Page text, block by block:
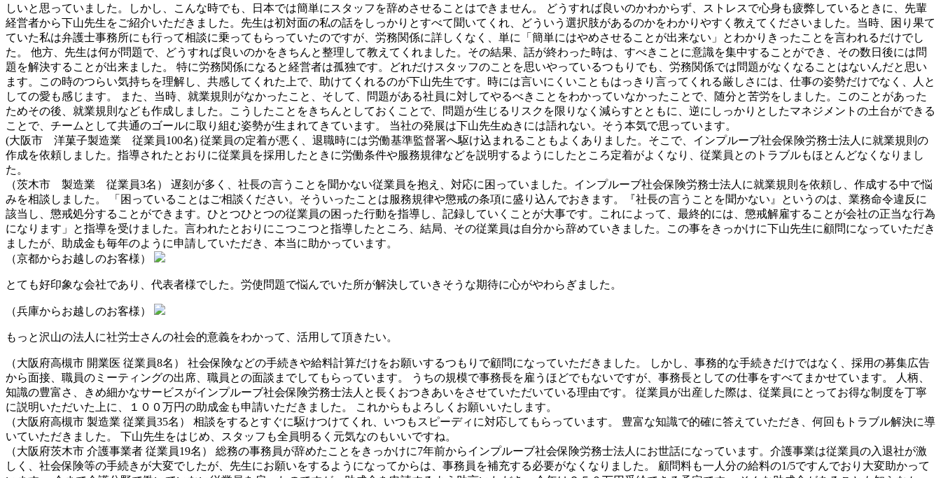
しいと思っていました。しかし、こんな時でも、日本では簡単にスタッフを辞めさせることはできません。 どうすれば良いのかわからず、ストレスで心身も疲弊しているときに、先輩
経営者から下山先生をご紹介いただきました。先生は初対面の私の話をしっかりとすべて聞いてくれ、どういう選択肢があるのかをわかりやすく教えてくださいました。当時、困り果て
ていた私は弁護士事務所にも行って相談に乗ってもらっていたのですが、労務関係に詳しくなく、単に「簡単にはやめさせることが出来ない」とわかりきったことを言われるだけでし
た。 他方、先生は何が問題で、どうすれば良いのかをきちんと整理して教えてくれました。その結果、話が終わった時は、すべきことに意識を集中することができ、その数日後には問
題を解決することが出来ました。 特に労務関係になると経営者は孤独です。どれだけスタッフのことを思いやっているつもりでも、労務関係では問題がなくなることはないんだと思い
ます。この時のつらい気持ちを理解し、共感してくれた上で、助けてくれるのが下山先生です。時には言いにくいこともはっきり言ってくれる厳しさには、仕事の姿勢だけでなく、人と
しての愛も感じます。 また、当時、就業規則がなかったこと、そして、問題がある社員に対してやるべきことをわかっていなかったことで、随分と苦労をしました。このことがあった
ためその後、就業規則なども作成しました。こうしたことをきちんとしておくことで、問題が生じるリスクを限りなく減らすとともに、逆にしっかりとしたマネジメントの土台ができる
ことで、チームとして共通のゴールに取り組む姿勢が生まれてきています。 当社の発展は下山先生ぬきには語れない。そう本気で思っています。
(大阪市 洋菓子製造業 従業員100名) 従業員の定着が悪く、退職時には労働基準監督署へ駆け込まれることもよくありました。そこで、インプルーブ社会保険労務士法人に就業規則の
作成を依頼しました。指導されたとおりに従業員を採用したときに労働条件や服務規律などを説明するようにしたところ定着がよくなり、従業員とのトラブルもほとんどなくなりまし
た。
（茨木市 製造業 従業員3名） 遅刻が多く、社長の言うことを聞かない従業員を抱え、対応に困っていました。インプルーブ社会保険労務士法人に就業規則を依頼し、作成する中で悩
みを相談しました。 「困っていることはご相談ください。そういったことは服務規律や懲戒の条項に盛り込んでおきます。『社長の言うことを聞かない』というのは、業務命令違反に
該当し、懲戒処分することができます。ひとつひとつの従業員の困った行動を指導し、記録していくことが大事です。これによって、最終的には、懲戒解雇することが会社の正当な行為
になります」と指導を受けました。言われたとおりにこつこつと指導したところ、結局、その従業員は自分から辞めていきました。この事をきっかけに下山先生に顧問になっていただき
ましたが、助成金も毎年のように申請していただき、本当に助かっています。
（京都からお越しのお客様）
とても好印象な会社であり、代表者様でした。労使問題で悩んでいた所が解決していきそうな期待に心がやわらぎました。
（兵庫からお越しのお客様）
もっと沢山の法人に社労士さんの社会的意義をわかって、活用して頂きたい。
（大阪府高槻市 開業医 従業員8名） 社会保険などの手続きや給料計算だけをお願いするつもりで顧問になっていただきました。 しかし、事務的な手続きだけではなく、採用の募集広告
から面接、職員のミーティングの出席、職員との面談までしてもらっています。 うちの規模で事務長を雇うほどでもないですが、事務長としての仕事をすべてまかせています。 人柄、
知識の豊富さ、きめ細かなサービスがインプルーブ社会保険労務士法人と長くおつきあいをさせていただいている理由です。 従業員が出産した際は、従業員にとってお得な制度を丁寧
に説明いただいた上に、１００万円の助成金も申請いただきました。 これからもよろしくお願いいたします。
（大阪府高槻市 製造業 従業員35名） 相談をするとすぐに駆けつけてくれ、いつもスピーディに対応してもらっています。 豊富な知識で的確に答えていただき、何回もトラブル解決に導
いていただきました。 下山先生をはじめ、スタッフも全員明るく元気なのもいいですね。
（大阪府茨木市 介護事業者 従業員19名） 総務の事務員が辞めたことをきっかけに7年前からインプルーブ社会保険労務士法人にお世話になっています。介護事業は従業員の入退社が激
しく、社会保険等の手続きが大変でしたが、先生にお願いをするようになってからは、事務員を補充する必要がなくなりました。 顧問料も一人分の給料の1/5ですんでおり大変助かって